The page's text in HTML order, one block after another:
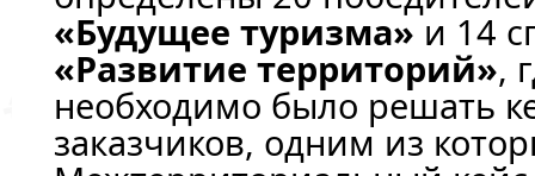
«Будущее туризма»и 14
«Развитие территорий»,
необходимо было решать
заказчиков, одним из